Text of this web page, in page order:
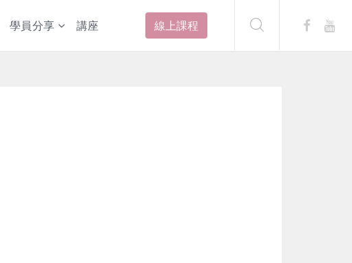
學員分享 講座 線上課程